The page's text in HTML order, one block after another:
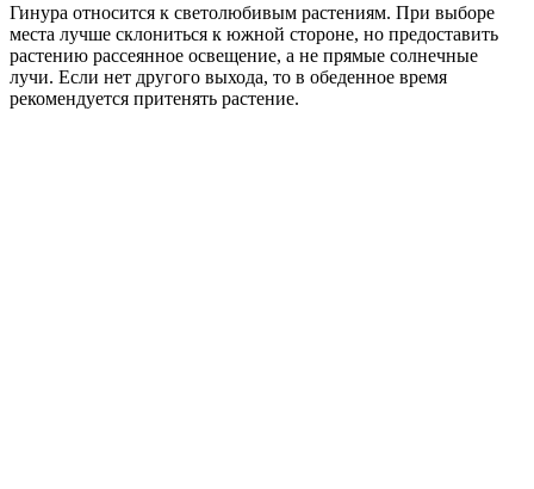
Гинура относится к светолюбивым растениям. При выборе
места лучше склониться к южной стороне, но предоставить
растению рассеянное освещение, а не прямые солнечные
лучи. Если нет другого выхода, то в обеденное время
рекомендуется притенять растение.